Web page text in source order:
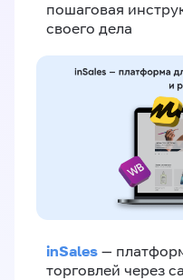
пошаговая
своего дела
inSales —
торговлей через